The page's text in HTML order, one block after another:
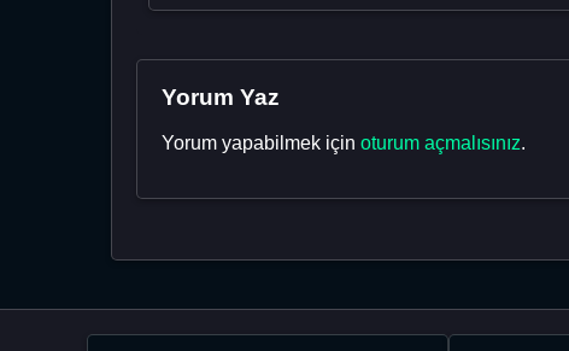
Yorum Yaz
Yorum yapabilmek için oturum açmalısınız.